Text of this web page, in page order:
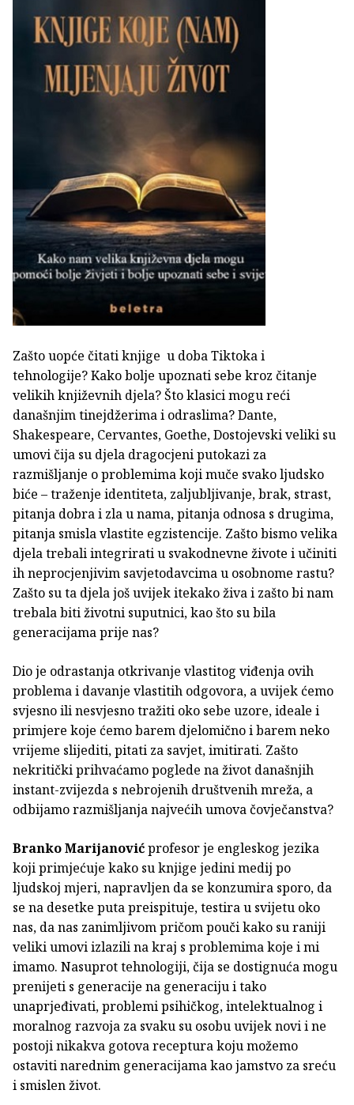
Zašto uopće čitati knjige u doba Tiktoka i
tehnologije? Kako bolje upoznati sebe kroz čitanje
velikih književnih djela? Što klasici mogu reći
današnjim tinejdžerima i odraslima? Dante,
Shakespeare, Cervantes, Goethe, Dostojevski veliki su
umovi čija su djela dragocjeni putokazi za
razmišljanje o problemima koji muče svako ljudsko
biće – traženje identiteta, zaljubljivanje, brak, strast,
pitanja dobra i zla u nama, pitanja odnosa s drugima,
pitanja smisla vlastite egzistencije. Zašto bismo velika
djela trebali integrirati u svakodnevne živote i učiniti
ih neprocjenjivim savjetodavcima u osobnome rastu?
Zašto su ta djela još uvijek itekako živa i zašto bi nam
trebala biti životni suputnici, kao što su bila
generacijama prije nas?
Dio je odrastanja otkrivanje vlastitog viđenja ovih
problema i davanje vlastitih odgovora, a uvijek ćemo
svjesno ili nesvjesno tražiti oko sebe uzore, ideale i
primjere koje ćemo barem djelomično i barem neko
vrijeme slijediti, pitati za savjet, imitirati. Zašto
nekritički prihvaćamo poglede na život današnjih
instant-zvijezda s nebrojenih društvenih mreža, a
odbijamo razmišljanja najvećih umova čovječanstva?
Branko Marijanovićprofesor je engleskog jezika
koji primjećuje kako su knjige jedini medij po
ljudskoj mjeri, napravljen da se konzumira sporo, da
se na desetke puta preispituje, testira u svijetu oko
nas, da nas zanimljivom pričom pouči kako su raniji
veliki umovi izlazili na kraj s problemima koje i mi
imamo. Nasuprot tehnologiji, čija se dostignuća mogu
prenijeti s generacije na generaciju i tako
unaprjeđivati, problemi psihičkog, intelektualnog i
moralnog razvoja za svaku su osobu uvijek novi i ne
postoji nikakva gotova receptura koju možemo
ostaviti narednim generacijama kao jamstvo za sreću
i smislen život.